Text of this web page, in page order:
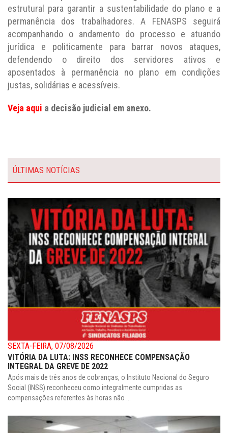
estrutural para garantir a sustentabilidade do plano e a
permanência dos trabalhadores. A FENASPS seguirá
acompanhando o andamento do processo e atuando
jurídica e politicamente para barrar novos ataques,
defendendo o direito dos servidores ativos e
aposentados à permanência no plano em condições
justas, solidárias e acessíveis.
Veja aqui a decisão judicial em anexo.
ÚLTIMAS NOTÍCIAS
SEXTA-FEIRA, 07/08/2026
VITÓRIA DA LUTA: INSS RECONHECE COMPENSAÇÃO
INTEGRAL DA GREVE DE 2022
Após mais de três anos de cobranças, o Instituto Nacional do Seguro
Social (INSS) reconheceu como integralmente cumpridas as
compensações referentes às horas não ...